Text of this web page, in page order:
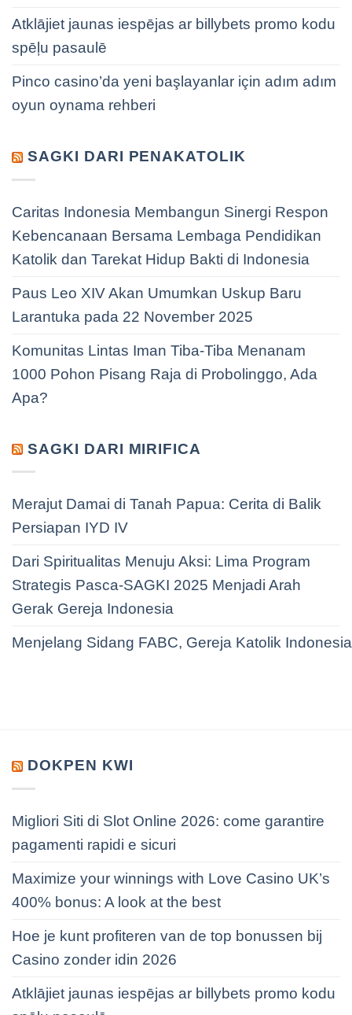
Atklājiet jaunas iespējas ar billybets promo kodu
spēļu pasaulē
Pinco casino’da yeni başlayanlar için adım adım
oyun oynama rehberi
SAGKI DARI PENAKATOLIK
Caritas Indonesia Membangun Sinergi Respon
Kebencanaan Bersama Lembaga Pendidikan
Katolik dan Tarekat Hidup Bakti di Indonesia
Paus Leo XIV Akan Umumkan Uskup Baru
Larantuka pada 22 November 2025
Komunitas Lintas Iman Tiba-Tiba Menanam
1000 Pohon Pisang Raja di Probolinggo, Ada
Apa?
SAGKI DARI MIRIFICA
Merajut Damai di Tanah Papua: Cerita di Balik
Persiapan IYD IV
Dari Spiritualitas Menuju Aksi: Lima Program
Strategis Pasca-SAGKI 2025 Menjadi Arah
Gerak Gereja Indonesia
Menjelang Sidang FABC, Gereja Katolik
DOKPEN KWI
Migliori Siti di Slot Online 2026: come garantire
pagamenti rapidi e sicuri
Maximize your winnings with Love Casino UK’s
400% bonus: A look at the best
Hoe je kunt profiteren van de top bonussen bij
Casino zonder idin 2026
Atklājiet jaunas iespējas ar billybets promo kodu